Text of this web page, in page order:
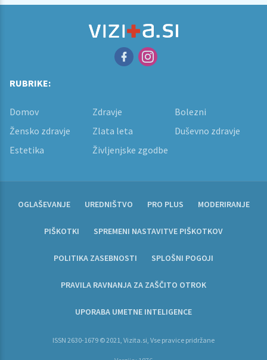
RUBRIKE:
Domov Zdravje
Bolezni
Žensko zdravje
Zlata leta
Duševno zdravje
Estetika
Življenjske zgodbe
OGLAŠEVANJE UREDNIŠTVO PRO PLUS MODERIRANJE
PIŠKOTKI SPREMENI NASTAVITVE PIŠKOTKOV
POLITIKA ZASEBNOSTI SPLOŠNI POGOJI
PRAVILA RAVNANJA ZA ZAŠČITO OTROK
UPORABA UMETNE INTELIGENCE
ISSN 2630-1679 © 2021, Vizita.si, Vse pravice pridržane